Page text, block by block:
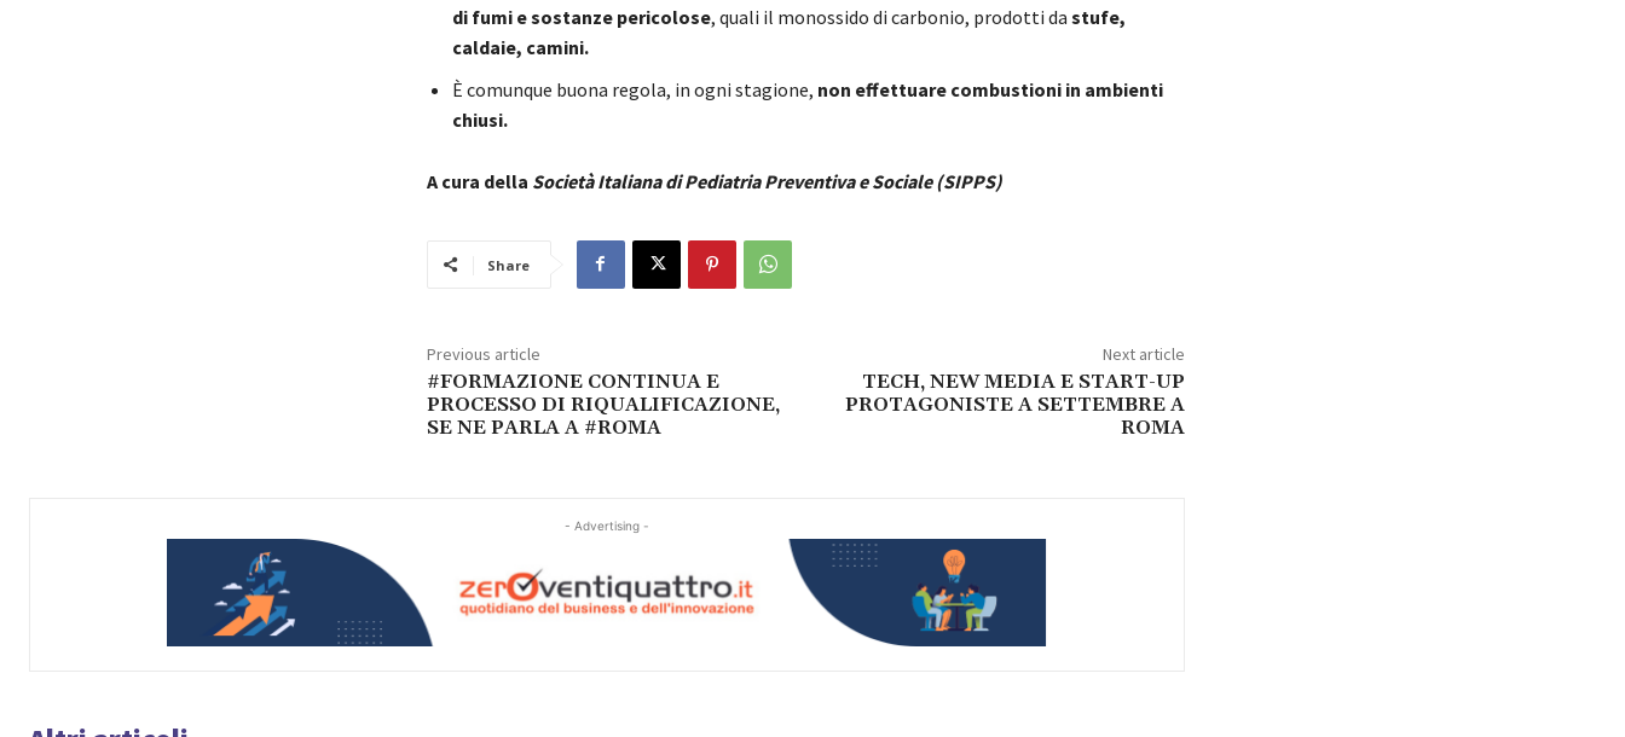
di fumi e sostanze pericolose, quali il monossido di carbonio, prodotti da stufe,
caldaie, camini.
È comunque buona regola, in ogni stagione, non effettuare combustioni in ambienti
chiusi.
A cura della Società Italiana di Pediatria Preventiva e Sociale (SIPPS)
Share
Previous article
#FORMAZIONE CONTINUA E
PROCESSO DI RIQUALIFICAZIONE,
SE NE PARLA A #ROMA
Next article
TECH, NEW MEDIA E START-UP
PROTAGONISTE A SETTEMBRE A
ROMA
- Advertising -